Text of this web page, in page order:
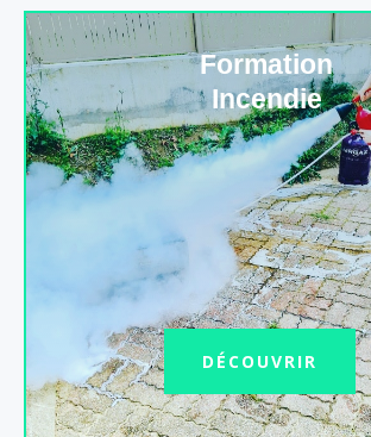
Formation
Incendie
DÉCOUVRIR